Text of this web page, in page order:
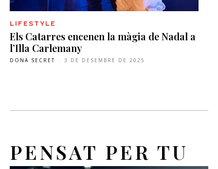
LIFESTYLE
Els Catarres encenen la màgia de Nadal a
l’Illa Carlemany
DONA SECRET - 3 DE DESEMBRE DE 2025
PENSAT PER TU